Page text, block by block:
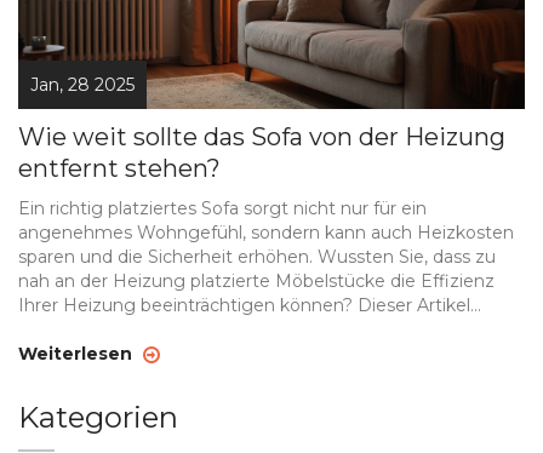
Jan, 28 2025
Wie weit sollte das Sofa von der Heizung
entfernt stehen?
Ein richtig platziertes Sofa sorgt nicht nur für ein
angenehmes Wohngefühl, sondern kann auch Heizkosten
sparen und die Sicherheit erhöhen. Wussten Sie, dass zu
nah an der Heizung platzierte Möbelstücke die Effizienz
Ihrer Heizung beeinträchtigen können? Dieser Artikel
Heizung wichtig ist und wie Sie dadurch eine behagliche
optimalen Aufstellung und zur Vermeidung von
Wärmeverlusten werden ebenfalls gegeben.
Weiterlesen
Kategorien